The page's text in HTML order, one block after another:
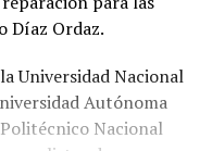
Díaz Ordaz.
Universidad Nacional
Autónoma
Nacional